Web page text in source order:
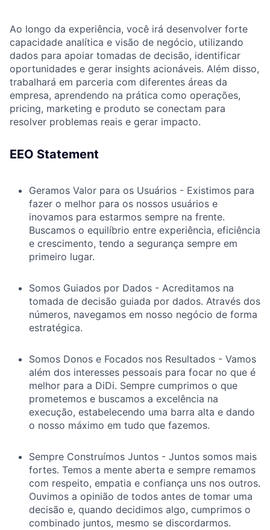
Ao longo da experiência, você irá desenvolver forte
capacidade analítica e visão de negócio, utilizando
dados para apoiar tomadas de decisão, identificar
oportunidades e gerar insights acionáveis. Além disso,
trabalhará em parceria com diferentes áreas da
empresa, aprendendo na prática como operações,
pricing, marketing e produto se conectam para
resolver problemas reais e gerar impacto.
EEO Statement
Geramos Valor para os Usuários - Existimos para
fazer o melhor para os nossos usuários e
inovamos para estarmos sempre na frente.
Buscamos o equilíbrio entre experiência, eficiência
e crescimento, tendo a segurança sempre em
primeiro lugar.
Somos Guiados por Dados - Acreditamos na
tomada de decisão guiada por dados. Através dos
números, navegamos em nosso negócio de forma
estratégica.
Somos Donos e Focados nos Resultados - Vamos
além dos interesses pessoais para focar no que é
melhor para a DiDi. Sempre cumprimos o que
prometemos e buscamos a excelência na
execução, estabelecendo uma barra alta e dando
o nosso máximo em tudo que fazemos.
Sempre Construímos Juntos - Juntos somos mais
fortes. Temos a mente aberta e sempre remamos
com respeito, empatia e confiança uns nos outros.
Ouvimos a opinião de todos antes de tomar uma
decisão e, quando decidimos algo, cumprimos o
combinado juntos, mesmo se discordarmos.